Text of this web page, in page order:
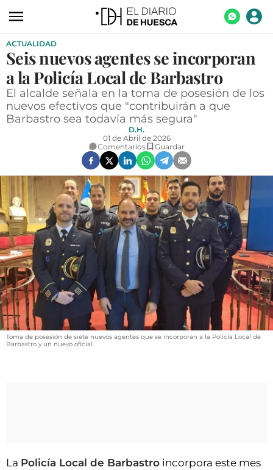
ACTUALIDAD
ECONOMÍA
TECNOLOGÍA
TURISMO
CULTURA
SOCIEDAD
OPINIÓN
GALERÍAS
VÍDEOS
CONTACTAR
AGENDA
CARTELERA
ACTUALIDAD
Seis nuevos agentes se incorporan
a la Policía Local de Barbastro
El alcalde señala en la toma de posesión de los
nuevos efectivos que "contribuirán a que
Barbastro sea todavía más segura"
D.H.
01 de Abril de 2026
Comentarios
Guardar
Toma de posesión de siete nuevos agentes que se incorporan a la Policía Local de
Barbastro y un nuevo oficial.
La Policía Local de Barbastro incorpora este mes